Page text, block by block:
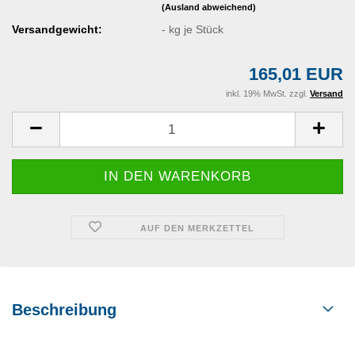
(Ausland abweichend)
Versandgewicht: - kg je Stück
165,01 EUR
inkl. 19% MwSt. zzgl. Versand
AUF DEN MERKZETTEL
Beschreibung